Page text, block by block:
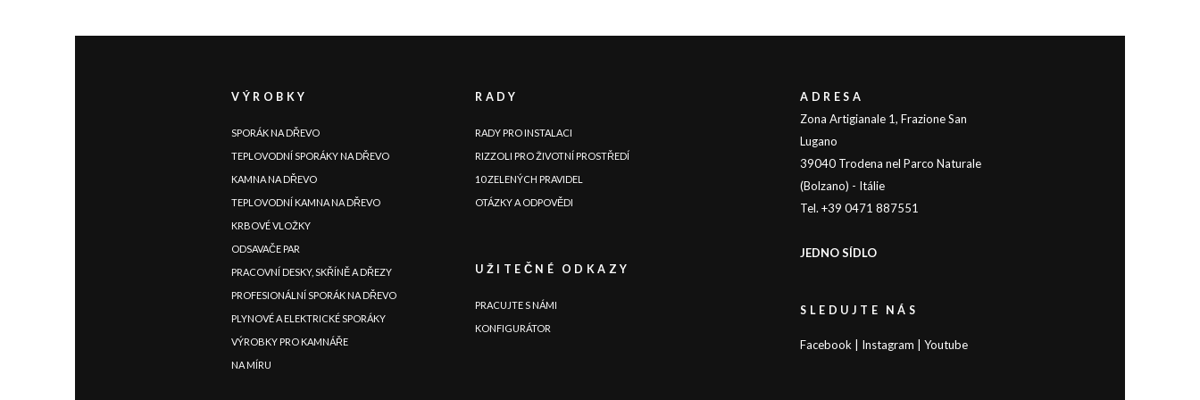
VÝROBKY
SPORÁK NA DŘEVO
TEPLOVODNÍ SPORÁKY NA DŘEVO
KAMNA NA DŘEVO
TEPLOVODNÍ KAMNA NA DŘEVO
KRBOVÉ VLOŽKY
ODSAVAČE PAR
PRACOVNÍ DESKY, SKŘÍNĚ A DŘEZY
PROFESIONÁLNÍ SPORÁK NA DŘEVO
PLYNOVÉ A ELEKTRICKÉ SPORÁKY
VÝROBKY PRO KAMNÁŘE
NA MÍRU
RADY
RADY PRO INSTALACI
RIZZOLI PRO ŽIVOTNÍ PROSTŘEDÍ
10 ZELENÝCH PRAVIDEL
OTÁZKY A ODPOVĚDI
UŽITEČNÉ ODKAZY
PRACUJTE S NÁMI
KONFIGURÁTOR
ADRESA
Zona Artigianale 1, Frazione San
Lugano
39040 Trodena nel Parco Naturale
(Bolzano) - Itálie
Tel. +39 0471 887551
JEDNO SÍDLO
SLEDUJTE NÁS
Facebook Instagram Youtube